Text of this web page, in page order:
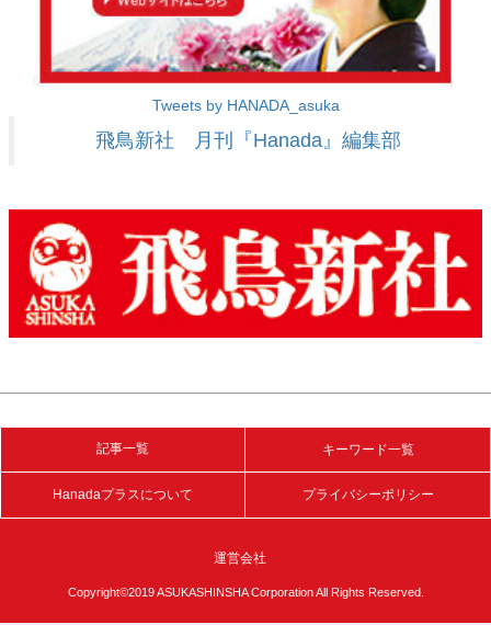
Tweets by HANADA_asuka
飛鳥新社 月刊『Hanada』編集部
記事一覧 キーワード一覧
Hanadaプラスについて プライバシーポリシー
運営会社
Copyright©2019 ASUKASHINSHA Corporation All Rights Reserved.